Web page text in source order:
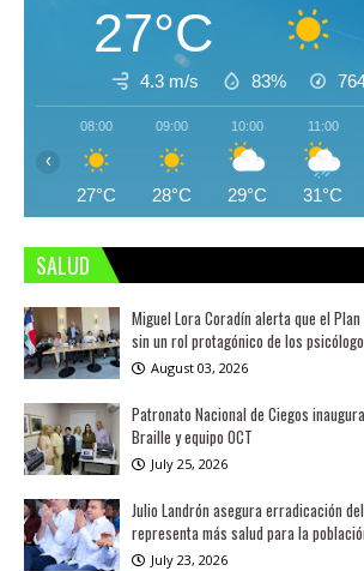
27°C
4.3 m/s 83%
08:00
27°C
09:00
28°C
10:00
29°C
11:00
31°C
‹
SALUD
Miguel Lora Coradín alerta que el
sin un rol protagónico de los
August 03, 2026
Patronato Nacional de Ciegos
Braille y equipo OCT
July 25, 2026
Julio Landrón asegura erradicación
representa más salud para la
July 23, 2026